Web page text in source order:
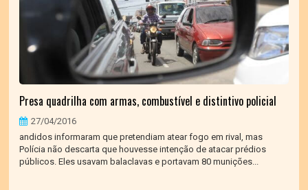
Presa quadrilha com armas, combustível e distintivo policial
27/04/2016
andidos informaram que pretendiam atear fogo em rival, mas
Polícia não descarta que houvesse intenção de atacar prédios
públicos. Eles usavam balaclavas e portavam 80 munições...